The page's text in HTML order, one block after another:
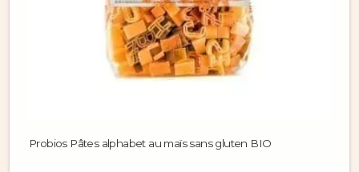
Probios Pâtes alphabet au maïs sans gluten BIO